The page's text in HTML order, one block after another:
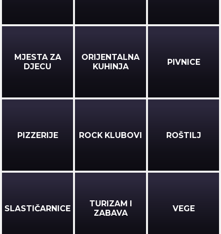
MJESTA ZA
DJECU
ORIJENTALNA
KUHINJA
PIVNICE
PIZZERIJE ROCK KLUBOVI ROŠTILJ
SLASTIČARNICE
TURIZAM I
ZABAVA
VEGE